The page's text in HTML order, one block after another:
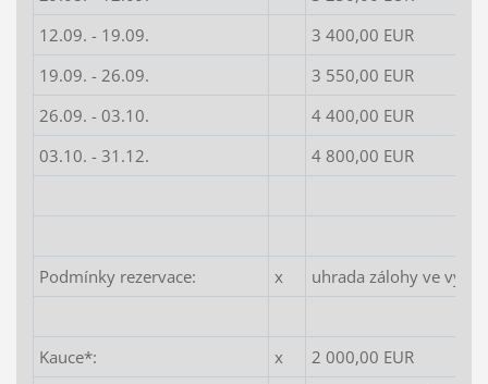
12.09. - 19.09.
3 400,00 EUR
19.09. - 26.09.
3 550,00 EUR
26.09. - 03.10.
4 400,00 EUR
03.10. - 31.12.
4 800,00 EUR
Podmínky rezervace: x uhrada zálohy ve výši
Kauce*: x
2 000,00 EUR